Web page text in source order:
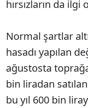
hırsızların da
Normal şartlar
hasadı yapılan
ağustosta
bin liradan
bu yıl 600 bin